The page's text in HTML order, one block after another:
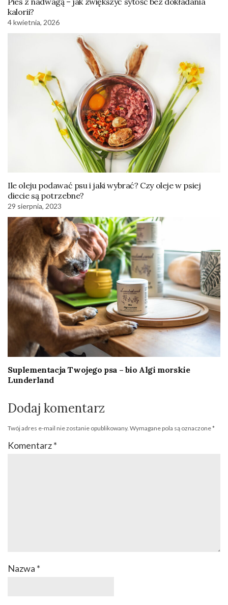
kalorii?
4 kwietnia, 2026
Ile oleju podawać psu i jaki wybrać? Czy oleje w psiej
diecie są potrzebne?
29 sierpnia, 2023
Suplementacja Twojego psa – bio Algi morskie
Lunderland
Dodaj komentarz
Twój adres e-mail nie zostanie opublikowany. Wymagane pola są oznaczone*
Komentarz*
Nazwa *